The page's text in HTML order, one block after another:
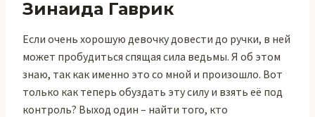
Зинаида Гаврик
Если очень хорошую девочку довести до ручки, в ней
может пробудиться спящая сила ведьмы. Я об этом
знаю, так как именно это со мной и произошло. Вот
только как теперь обуздать эту силу и взять её под
контроль? Выход один – найти того, кто